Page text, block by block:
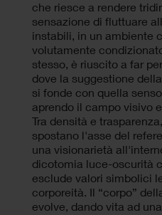
che riesce a rendere
sensazione di fluttuare
instabili, in un ambiente
volutamente
stesso, è riuscito a far
dove la suggestione
si fonde con quella
aprendo il campo visivo
Tra densità e
spostano l'asse del
una visionarietà
dicotomia luce-oscurità
esclude valori simbolici
corporeità. Il “corpo”
evolve, dando vita ad